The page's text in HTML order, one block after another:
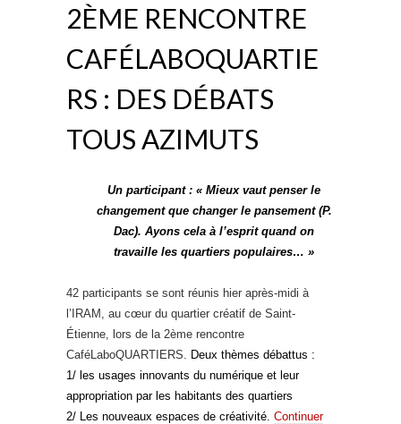
2ÈME RENCONTRE
CAFÉLABOQUARTIE
RS : DES DÉBATS
TOUS AZIMUTS
Un participant : « Mieux vaut penser le
changement que changer le pansement (P.
Dac). Ayons cela à l’esprit quand on
travaille les quartiers populaires… »
42 participants se sont réunis hier après-midi à
l’IRAM, au cœur du quartier créatif de Saint-
Étienne, lors de la 2ème rencontre
CaféLaboQUARTIERS. Deux thèmes débattus :
1/ les usages innovants du numérique et leur
appropriation par les habitants des quartiers
2/ Les nouveaux espaces de créativité. Continuer